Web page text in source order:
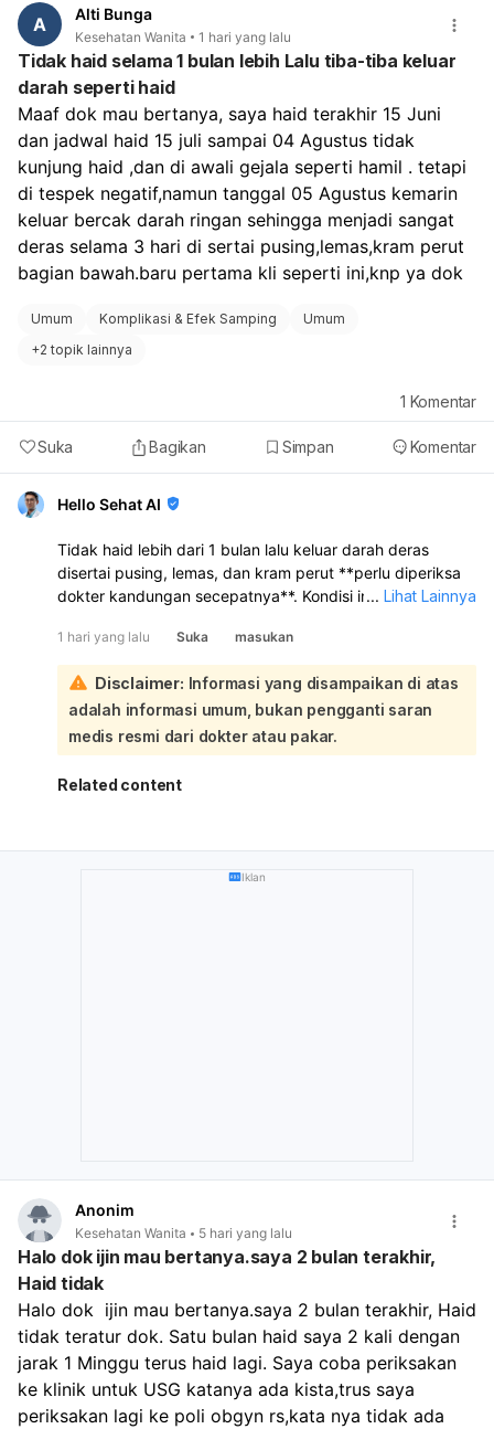
A Alti Bunga
Kesehatan Wanita 1 hari yang lalu
Tidak haid selama 1 bulan lebih Lalu tiba-tiba keluar
darah seperti haid
Maaf dok mau bertanya, saya haid terakhir 15 Juni
dan jadwal haid 15 juli sampai 04 Agustus tidak
kunjung haid ,dan di awali gejala seperti hamil . tetapi
di tespek negatif,namun tanggal 05 Agustus kemarin
keluar bercak darah ringan sehingga menjadi sangat
deras selama 3 hari di sertai pusing,lemas,kram perut
bagian bawah.baru pertama kli seperti ini,knp ya dok
Umum Komplikasi & Efek Samping
Umum
+2 topik lainnya
Suka Bagikan Simpan Komentar
1 Komentar
Hello Sehat AI
Tidak haid lebih dari 1 bulan lalu keluar darah deras
disertai pusing, lemas, dan kram perut **perlu diperiksa
dokter kandungan secepatnya**. Kondisi ini bisa
kemudian keluar darah seperti haid, keguguran sangat
dini, atau masalah lain pada rahim/kehamilan**. Karena
tespek negatif, kehamilan belum bisa dipastikan, tetapi
**tetap perlu evaluasi** bila keluhan berlanjut atau
perdarahannya banyak:
Kalau darah keluar sangat banyak, misalnya1 pembalut
penuh dalam 1–2 jam
fisik, tes kehamilan ulang bila perlu, dan USG agar
... Lihat Lainnya
1 hari yang lalu Suka masukan
Disclaimer: Informasi yang disampaikan di atas
adalah informasi umum, bukan pengganti saran
medis resmi dari dokter atau pakar.
Related content
Iklan
Anonim
Kesehatan Wanita 5 hari yang lalu
Halo dok ijin mau bertanya.saya 2 bulan terakhir,
Haid tidak
Halo dok  ijin mau bertanya.saya 2 bulan terakhir, Haid
tidak teratur dok. Satu bulan haid saya 2 kali dengan
jarak 1 Minggu terus haid lagi. Saya coba periksakan
ke klinik untuk USG katanya ada kista,trus saya
periksakan lagi ke poli obgyn rs,kata nya tidak ada